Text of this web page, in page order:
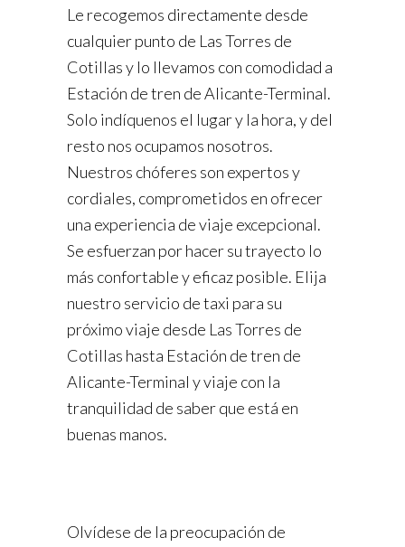
Le recogemos directamente desde
cualquier punto de Las Torres de
Cotillas y lo llevamos con comodidad a
Estación de tren de Alicante-Terminal.
Solo indíquenos el lugar y la hora, y del
resto nos ocupamos nosotros.
Nuestros chóferes son expertos y
cordiales, comprometidos en ofrecer
una experiencia de viaje excepcional.
Se esfuerzan por hacer su trayecto lo
más confortable y eficaz posible. Elija
nuestro servicio de taxi para su
próximo viaje desde Las Torres de
Cotillas hasta Estación de tren de
Alicante-Terminal y viaje con la
tranquilidad de saber que está en
buenas manos.
Olvídese de la preocupación de